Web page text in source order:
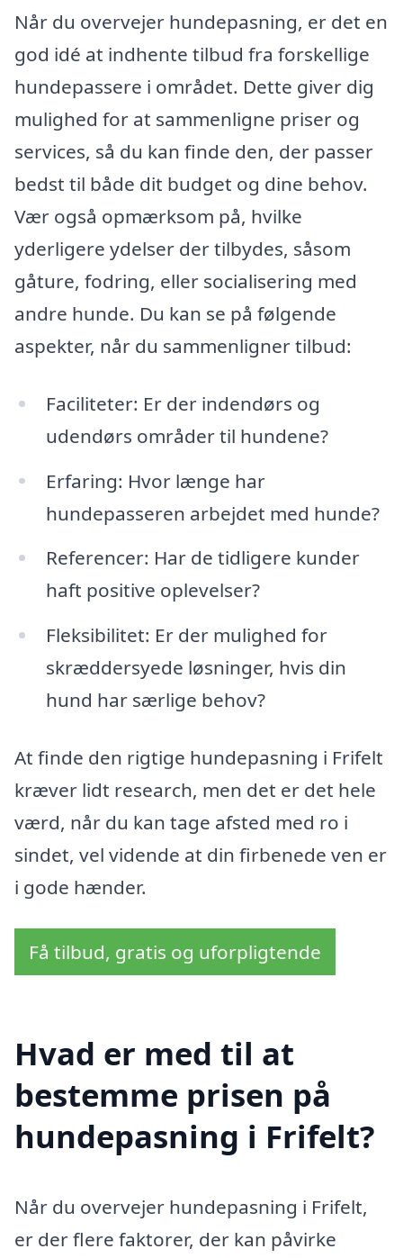
Når du overvejer hundepasning, er det en
god idé at indhente tilbud fra forskellige
hundepassere i området. Dette giver dig
mulighed for at sammenligne priser og
services, så du kan finde den, der passer
bedst til både dit budget og dine behov.
Vær også opmærksom på, hvilke
yderligere ydelser der tilbydes, såsom
gåture, fodring, eller socialisering med
andre hunde. Du kan se på følgende
aspekter, når du sammenligner tilbud:
Faciliteter: Er der indendørs og
udendørs områder til hundene?
Erfaring: Hvor længe har
hundepasseren arbejdet med hunde?
Referencer: Har de tidligere kunder
haft positive oplevelser?
Fleksibilitet: Er der mulighed for
skræddersyede løsninger, hvis din
hund har særlige behov?
At finde den rigtige hundepasning i Frifelt
kræver lidt research, men det er det hele
værd, når du kan tage afsted med ro i
sindet, vel vidende at din firbenede ven er
i gode hænder.
Få tilbud, gratis og uforpligtende
Hvad er med til at
bestemme prisen på
hundepasning i Frifelt?
Når du overvejer hundepasning i Frifelt,
er der flere faktorer, der kan påvirke